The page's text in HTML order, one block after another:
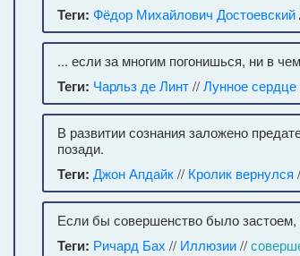
Теги: Фёдор Михайлович Достоевский
... если за многим погонишься, ни в
Теги: Чарльз де Линт//Лунное сердце
В развитии сознания заложено
позади.
Теги: Джон Апдайк// Кролик вернулся
Если бы совершенство было
Теги: Ричард Бах // Иллюзии//